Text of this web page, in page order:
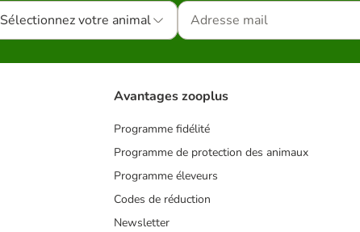
Sélectionnez votre animal
Avantages zooplus
Programme fidélité
Programme de protection des animaux
Programme éleveurs
Codes de réduction
Newsletter